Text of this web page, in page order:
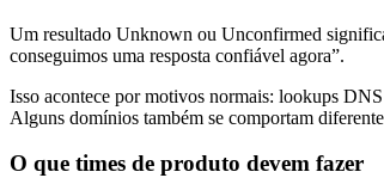
Um resultado Unknown ou Unconfirmed
conseguimos uma resposta confiável agora”.
Isso acontece por motivos normais: lookups
Alguns domínios também se comportam
O que times de produto devem fazer